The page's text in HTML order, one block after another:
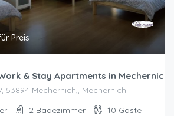
Preis
Work & Stay Apartments in Mechernich
53894 Mechernich,, Mechernich
2 Badezimmer 10 Gäste